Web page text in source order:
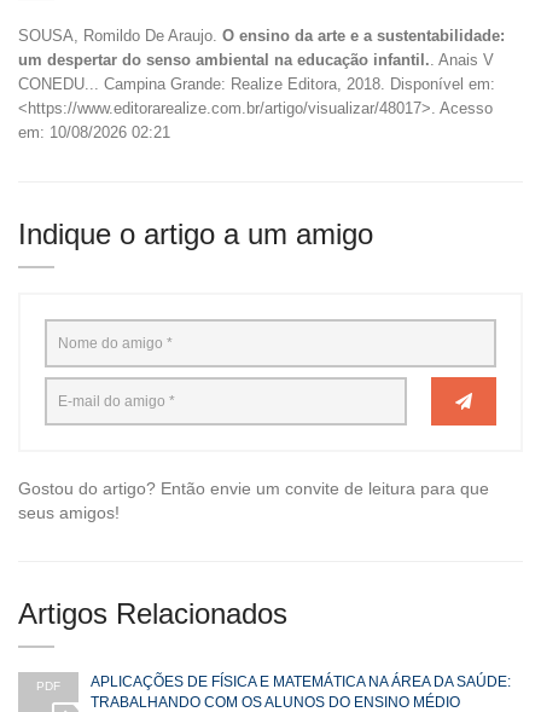
SOUSA, Romildo De Araujo. O ensino da arte e a sustentabilidade:
um despertar do senso ambiental na educação infantil. . Anais V
CONEDU... Campina Grande: Realize Editora, 2018. Disponível em:
<https://www.editorarealize.com.br/artigo/visualizar/48017>. Acesso
em: 10/08/2026 02:21
Indique o artigo a um amigo
Gostou do artigo? Então envie um convite de leitura para que
seus amigos!
Artigos Relacionados
PDF
APLICAÇÕES DE FÍSICA E MATEMÁTICA NA ÁREA DA SAÚDE:
TRABALHANDO COM OS ALUNOS DO ENSINO MÉDIO